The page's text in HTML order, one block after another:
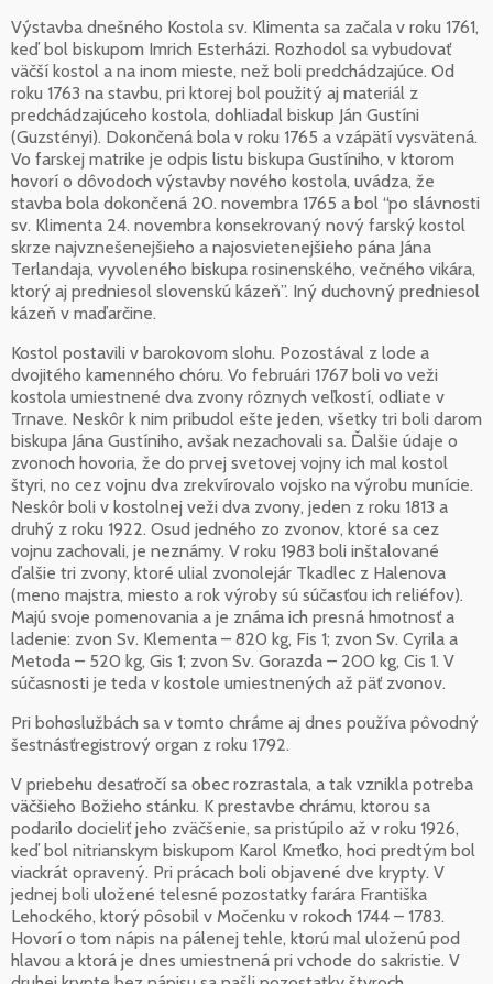
Výstavba dnešného Kostola sv. Klimenta sa začala v roku 1761,
keď bol biskupom Imrich Esterházi. Rozhodol sa vybudovať
väčší kostol a na inom mieste, než boli predchádzajúce. Od
roku 1763 na stavbu, pri ktorej bol použitý aj materiál z
predchádzajúceho kostola, dohliadal biskup Ján Gustíni
(Guzstényi). Dokončená bola v roku 1765 a vzápätí vysvätená.
Vo farskej matrike je odpis listu biskupa Gustíniho, v ktorom
hovorí o dôvodoch výstavby nového kostola, uvádza, že
stavba bola dokončená 20. novembra 1765 a bol “po slávnosti
sv. Klimenta 24. novembra konsekrovaný nový farský kostol
skrze najvznešenejšieho a najosvietenejšieho pána Jána
Terlandaja, vyvoleného biskupa rosinenského, večného vikára,
ktorý aj predniesol slovenskú kázeň”. Iný duchovný predniesol
kázeň v maďarčine.
Kostol postavili v barokovom slohu. Pozostával z lode a
dvojitého kamenného chóru. Vo februári 1767 boli vo veži
kostola umiestnené dva zvony rôznych veľkostí, odliate v
Trnave. Neskôr k nim pribudol ešte jeden, všetky tri boli darom
biskupa Jána Gustíniho, avšak nezachovali sa. Ďalšie údaje o
zvonoch hovoria, že do prvej svetovej vojny ich mal kostol
štyri, no cez vojnu dva zrekvírovalo vojsko na výrobu munície.
Neskôr boli v kostolnej veži dva zvony, jeden z roku 1813 a
druhý z roku 1922. Osud jedného zo zvonov, ktoré sa cez
vojnu zachovali, je neznámy. V roku 1983 boli inštalované
ďalšie tri zvony, ktoré ulial zvonolejár Tkadlec z Halenova
(meno majstra, miesto a rok výroby sú súčasťou ich reliéfov).
Majú svoje pomenovania a je známa ich presná hmotnosť a
ladenie: zvon Sv. Klementa – 820 kg, Fis 1; zvon Sv. Cyrila a
Metoda – 520 kg, Gis 1; zvon Sv. Gorazda – 200 kg, Cis 1. V
súčasnosti je teda v kostole umiestnených až päť zvonov.
Pri bohoslužbách sa v tomto chráme aj dnes používa pôvodný
šestnásťregistrový organ z roku 1792.
V priebehu desaťročí sa obec rozrastala, a tak vznikla potreba
väčšieho Božieho stánku. K prestavbe chrámu, ktorou sa
podarilo docieliť jeho zväčšenie, sa pristúpilo až v roku 1926,
keď bol nitrianskym biskupom Karol Kmeťko, hoci predtým bol
viackrát opravený. Pri prácach boli objavené dve krypty. V
jednej boli uložené telesné pozostatky farára Františka
Lehockého, ktorý pôsobil v Močenku v rokoch 1744 – 1783.
Hovorí o tom nápis na pálenej tehle, ktorú mal uloženú pod
hlavou a ktorá je dnes umiestnená pri vchode do sakristie. V